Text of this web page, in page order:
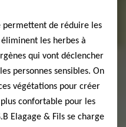
permettent de réduire les
les herbes à
qui vont déclencher
personnes sensibles. On
végétations pour créer
confortable pour les
Elagage & Fils se charge